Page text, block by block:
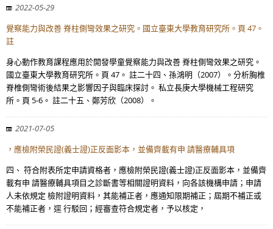
2022-05-29
覺察能力與改善 脊柱側彎效果之研究。國立臺東大學教育研究所。頁 47。
註
身心動作教育課程應用於開發學童覺察能力與改善 脊柱側彎效果之研究。
國立臺東大學教育研究所。頁 47。 註二十四、孫鴻明（2007）。分析胸椎
脊椎側彎術後結果之影響因子與臨床探討。 私立長庚大學機械工程研究
所。頁 5-6。 註二十五、鄭芳欣（2008）。
2021-07-05
，應檢附榮民證(義士證)正反面影本，並備齊載有申 請醫療輔具項
四、 符合附表所定申請資格者，應檢附榮民證(義士證)正反面影本，並備齊
載有申 請醫療輔具項目之診斷書等相關證明資料，向各該機構申請；申請
人未依規定 檢附證明資料，其能補正者，應通知限期補正；屆期不補正或
不能補正者，逕 行駁回；經審查符合規定者，予以核定，